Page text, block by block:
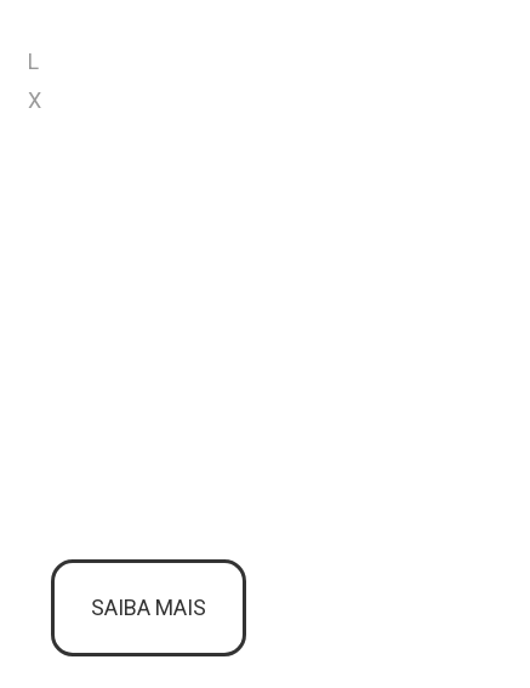
L
X
SAIBA MAIS